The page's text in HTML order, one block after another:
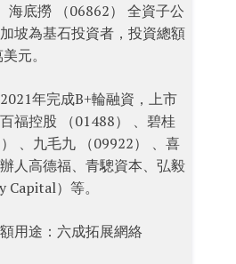
海底撈 （06862） 全資子公
坡為基石投資者，投資總額
元。
年完成B+輪融資，上市
福控股 （01488） 、碧桂
、九毛九 （09922） 、喜
人高德福、青驄資本、弘毅
Capital）等。
用途：六成拓展網絡